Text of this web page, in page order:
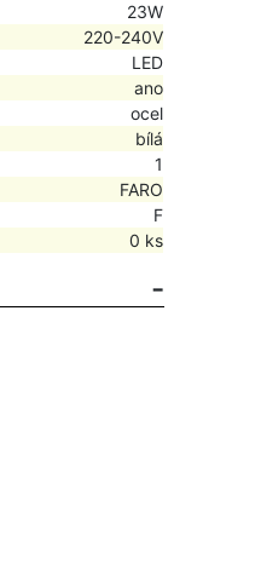
23W
220-240V
LED
ano
ocel
bílá
1
FARO
F
0 ks